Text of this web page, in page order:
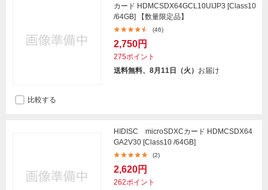
カード HDMCSDX64GCL10UIJP3 [Class10
/64GB] 【数量限定品】
(46)
2,750円
275ポイント
送料無料、8月11日（火） お届け
比較する
HIDISC microSDXCカード HDMCSDX64
GA2V30 [Class10 /64GB]
(2)
2,620円
262ポイント